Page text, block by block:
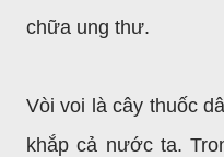
chữa ung thư.
Vòi voi là cây thuốc
khắp cả nước ta.